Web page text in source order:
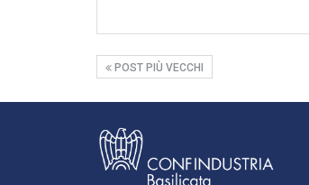
POST PIÙ VECCHI